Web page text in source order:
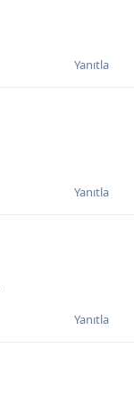
Yanıtla
Yanıtla
Yanıtla